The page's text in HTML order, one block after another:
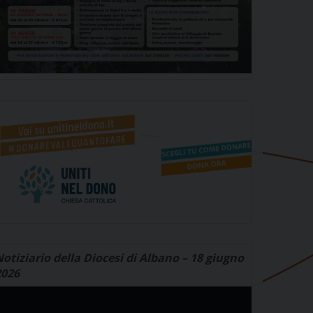
della Diocesi di Albano – 18 giugno